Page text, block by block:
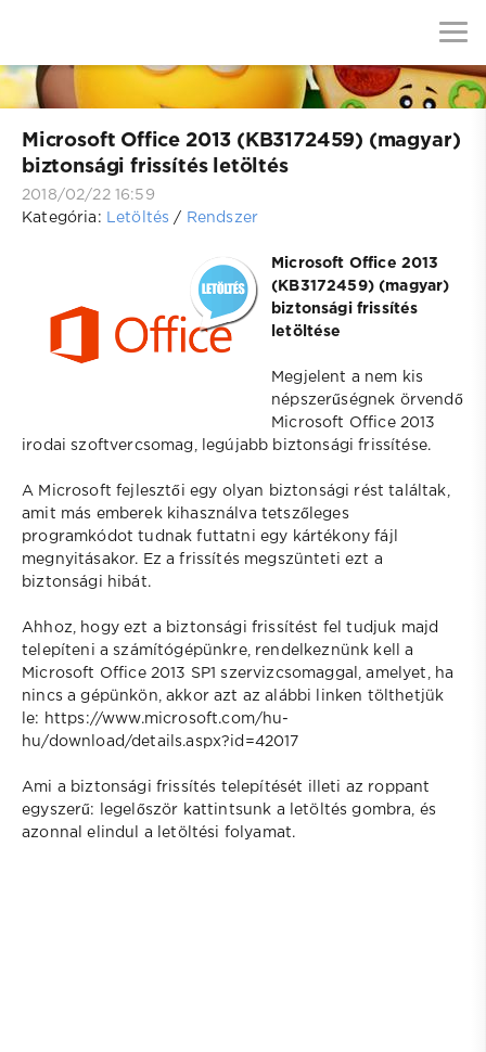
Microsoft Office 2013 (KB3172459) (magyar)
biztonsági frissítés letöltés
2018/02/22 16:59
Kategória:
Letöltés / Rendszer
Microsoft Office 2013
(KB3172459) (magyar)
biztonsági frissítés
letöltése
Megjelent a nem kis
népszerűségnek örvendő
Microsoft Office 2013
irodai szoftvercsomag, legújabb biztonsági frissítése.
A Microsoft fejlesztői egy olyan biztonsági rést találtak,
amit más emberek kihasználva tetszőleges
programkódot tudnak futtatni egy kártékony fájl
megnyitásakor. Ez a frissítés megszünteti ezt a
biztonsági hibát.
Ahhoz, hogy ezt a biztonsági frissítést fel tudjuk majd
telepíteni a számítógépünkre, rendelkeznünk kell a
Microsoft Office 2013 SP1 szervizcsomaggal, amelyet, ha
nincs a gépünkön, akkor azt az alábbi linken tölthetjük
le: https://www.microsoft.com/hu-
hu/download/details.aspx?id=42017
Ami a biztonsági frissítés telepítését illeti az roppant
egyszerű: legelőször kattintsunk a letöltés gombra, és
azonnal elindul a letöltési folyamat.